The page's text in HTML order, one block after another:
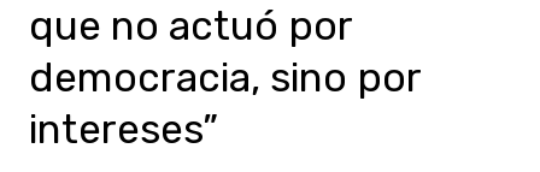
que no actuó por
democracia, sino por
intereses”